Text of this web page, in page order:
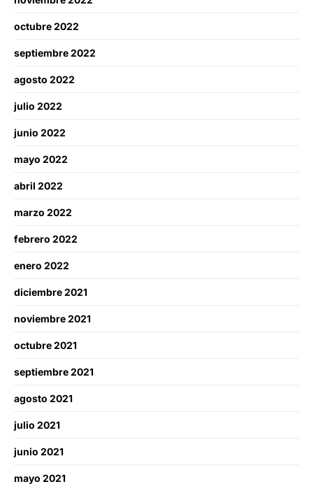
octubre 2022
septiembre 2022
agosto 2022
julio 2022
junio 2022
mayo 2022
abril 2022
marzo 2022
febrero 2022
enero 2022
diciembre 2021
noviembre 2021
octubre 2021
septiembre 2021
agosto 2021
julio 2021
junio 2021
mayo 2021